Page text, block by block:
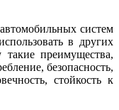
систем
в других
такие преимущества,
безопасность,
стойкость к